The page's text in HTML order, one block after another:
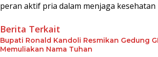
peran aktif pria dalam menjaga
Berita Terkait
Bupati Ronald Kandoli Resmikan Gedung
Memuliakan Nama Tuhan